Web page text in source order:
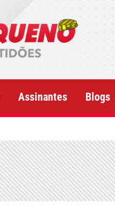
Assinantes Blogs